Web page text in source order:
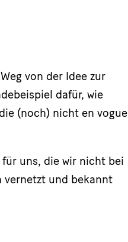
von der Idee zur
dafür, wie
(noch) nicht en vogue
uns, die wir nicht bei
vernetzt und bekannt